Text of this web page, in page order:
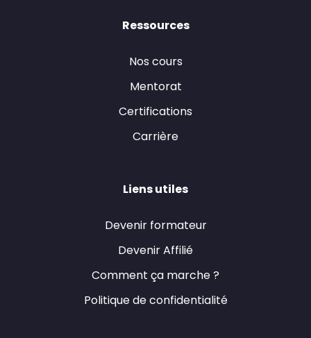
Ressources
Nos cours
Mentorat
Certifications
Carrière
Liens utiles
Devenir formateur
Devenir Affilié
Comment ça marche ?
Politique de confidentialité